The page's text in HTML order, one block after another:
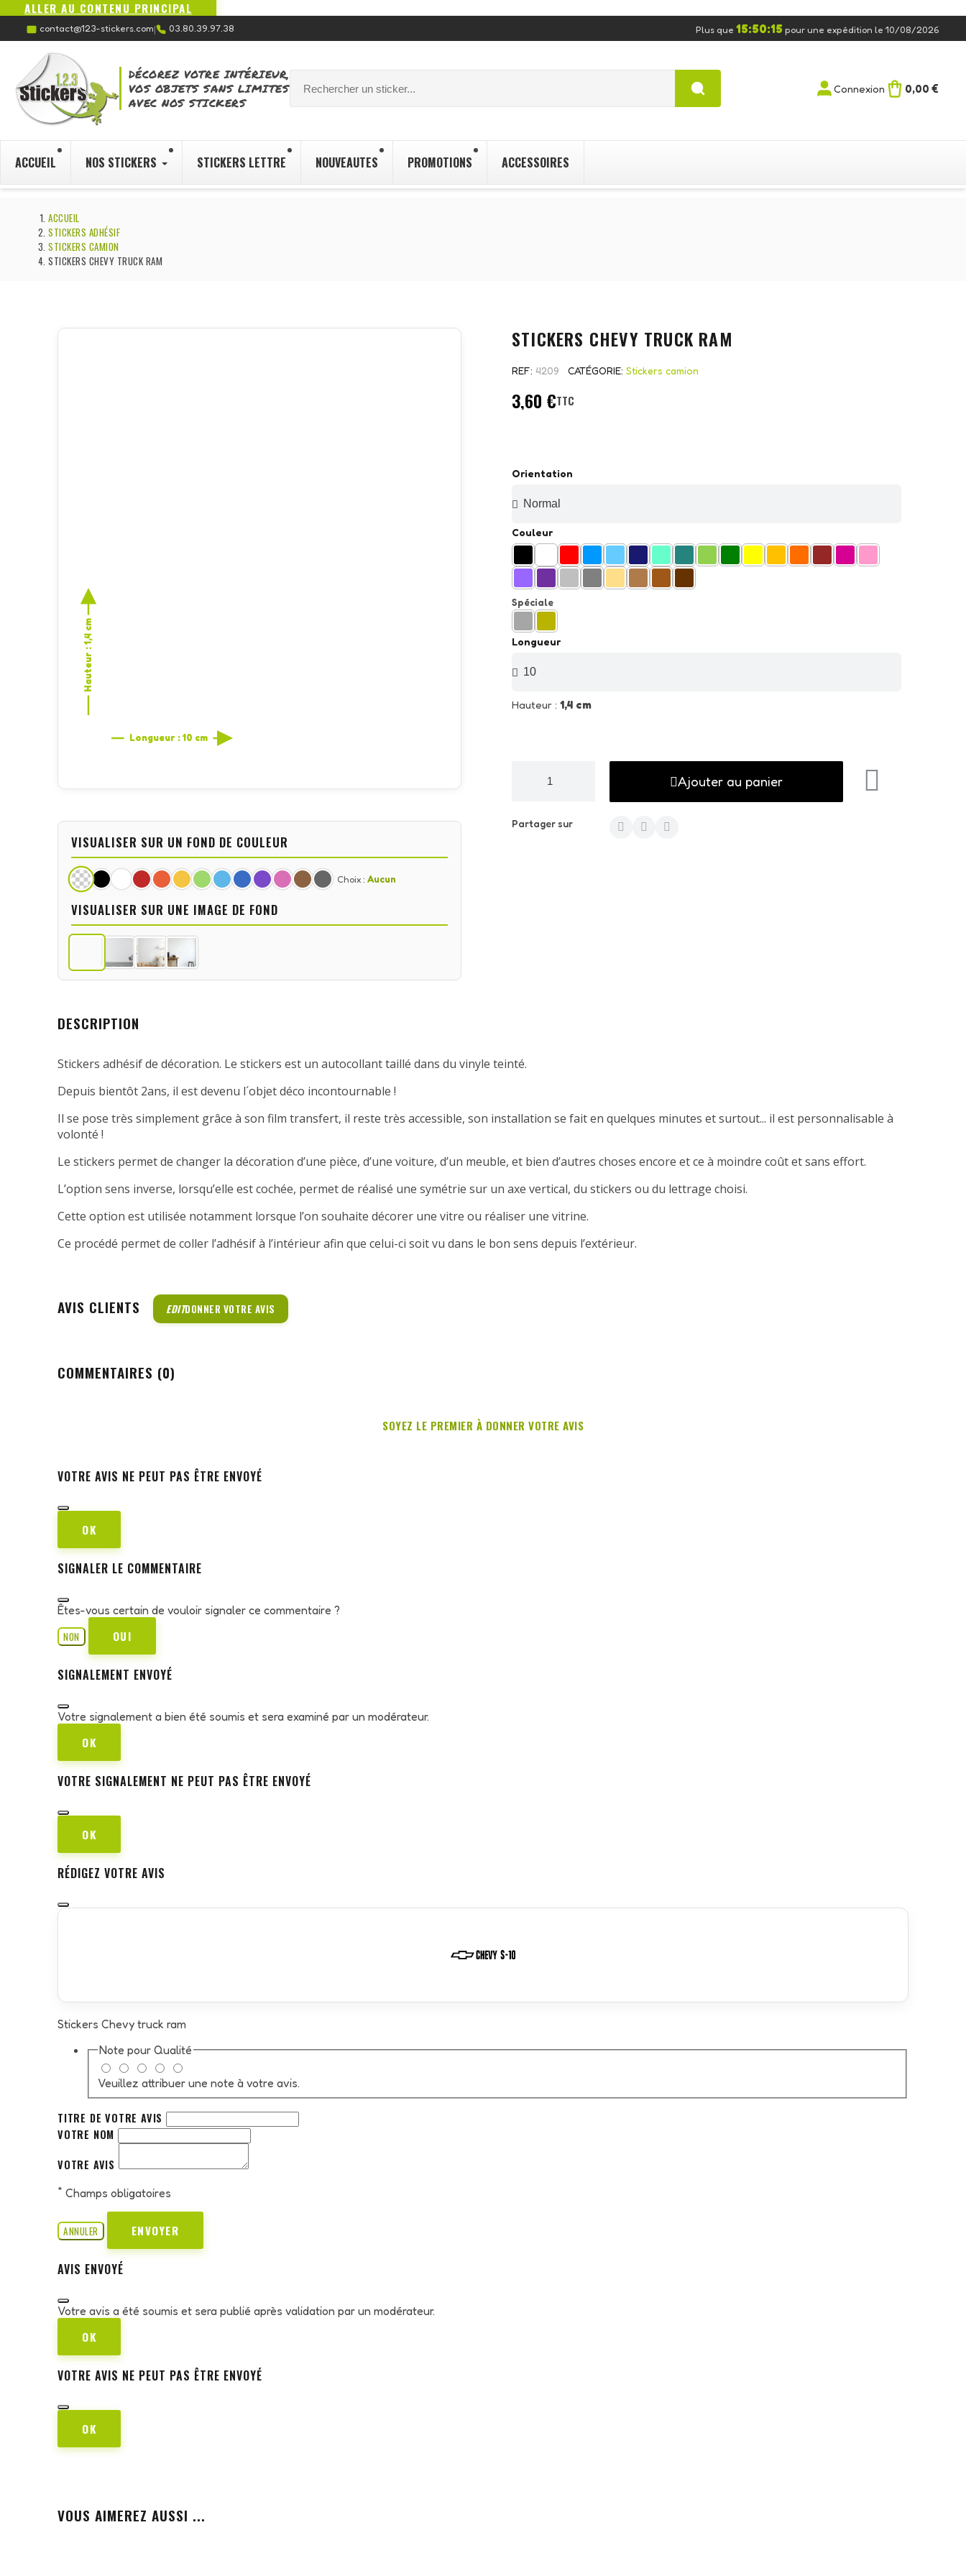
ALLER AU CONTENU PRINCIPAL
contact@123-stickers.com| 03.80.39.97.38 Plus que 15:50:14 pour une expédition le 10/08/2026
DÉCOREZ VOTRE INTÉRIEUR,
VOS OBJETS SANS LIMITES
AVEC NOS STICKERS
Connexion 0,00 €
ACCUEIL NOS STICKERS STICKERS LETTRE NOUVEAUTES PROMOTIONS ACCESSOIRES
ACCUEIL
STICKERS ADHÉSIF
STICKERS CAMION
STICKERS CHEVY TRUCK RAM
Hauteur : 1,4 cm
Longueur : 10 cm
VISUALISER SUR UN FOND DE COULEUR
Choix : Aucun
VISUALISER SUR UNE IMAGE DE FOND
STICKERS CHEVY TRUCK RAM
REF 4209 CATÉGORIE Stickers camion
3,60 €TTC
Orientation
Couleur
Spéciale
Longueur
Hauteur : 1,4 cm
Ajouter au panier
Partager sur
DESCRIPTION
Stickers adhésif de décoration. Le stickers est un autocollant taillé dans du vinyle teinté.
Depuis bientôt 2ans, il est devenu l´objet déco incontournable !
Il se pose très simplement grâce à son film transfert, il reste très accessible, son installation se fait en quelques minutes et surtout... il est personnalisable à
volonté !
Le stickers permet de changer la décoration d’une pièce, d’une voiture, d’un meuble, et bien d’autres choses encore et ce à moindre coût et sans effort.
L’option sens inverse, lorsqu’elle est cochée, permet de réalisé une symétrie sur un axe vertical, du stickers ou du lettrage choisi.
Cette option est utilisée notamment lorsque l’on souhaite décorer une vitre ou réaliser une vitrine.
Ce procédé permet de coller l’adhésif à l’intérieur afin que celui-ci soit vu dans le bon sens depuis l’extérieur.
AVIS CLIENTS EDITDONNER VOTRE AVIS
COMMENTAIRES (0)
SOYEZ LE PREMIER À DONNER VOTRE AVIS
VOTRE AVIS NE PEUT PAS ÊTRE ENVOYÉ
OK
SIGNALER LE COMMENTAIRE
Êtes-vous certain de vouloir signaler ce commentaire ?
NON
OUI
SIGNALEMENT ENVOYÉ
Votre signalement a bien été soumis et sera examiné par un modérateur.
OK
VOTRE SIGNALEMENT NE PEUT PAS ÊTRE ENVOYÉ
OK
RÉDIGEZ VOTRE AVIS
Stickers Chevy truck ram
Note pour Qualité
Veuillez attribuer une note à votre avis.
TITRE DE VOTRE AVIS
VOTRE NOM
VOTRE AVIS
* Champs obligatoires
ANNULER ENVOYER
AVIS ENVOYÉ
Votre avis a été soumis et sera publié après validation par un modérateur.
OK
VOTRE AVIS NE PEUT PAS ÊTRE ENVOYÉ
OK
VOUS AIMEREZ AUSSI ...